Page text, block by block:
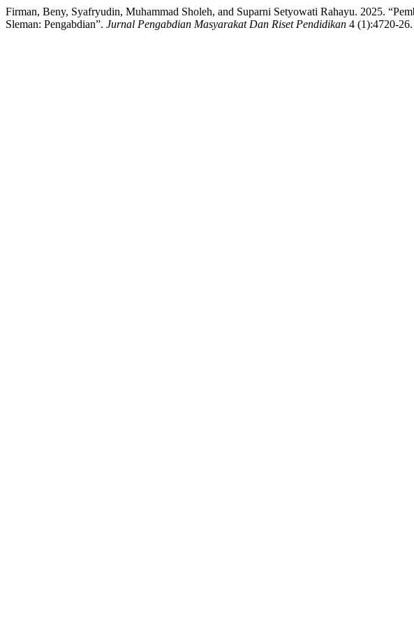
Firman, Beny, Syafryudin, Muhammad Sholeh, and Suparni Setyowati Rahayu. 2025.
Sleman: Pengabdian”. Jurnal Pengabdian Masyarakat Dan Riset Pendidikan 4 (1):4720-